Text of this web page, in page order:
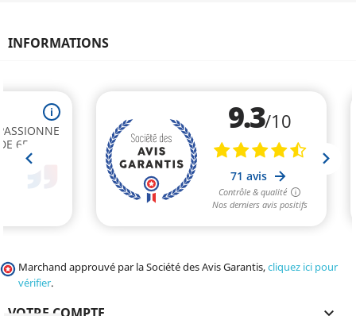
INFORMATIONS
Marchand approuvé par la Société des Avis Garantis,cliquez ici pour
vérifier.